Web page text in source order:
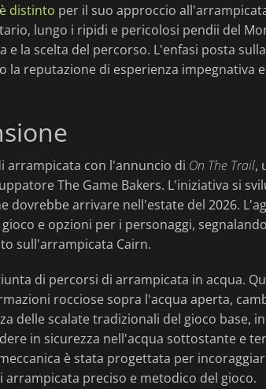
distinto per il suo approccio
lungo i ripidi e pericolosi pendii del
la scelta del percorso. L'enfasi posta
la reputazione di esperienza impegnativa e
arrampicata con l'annuncio di On The Trail,
The Game Bakers. L'iniziativa si
dovrebbe arrivare nell'estate del 2026.
e opzioni per i personaggi,
sull'arrampicata Cairn.
di percorsi di arrampicata in acqua.
rocciose sopra l'acqua aperta,
delle scalate tradizionali del gioco base,
in sicurezza nell'acqua sottostante e
è stata progettata per
preciso e metodico del gioco.